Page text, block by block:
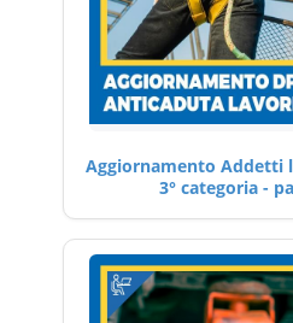
Aggiornamento Addetti
3° categoria -